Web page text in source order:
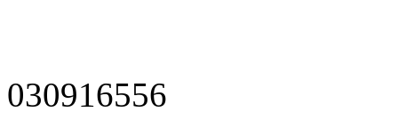
030916556